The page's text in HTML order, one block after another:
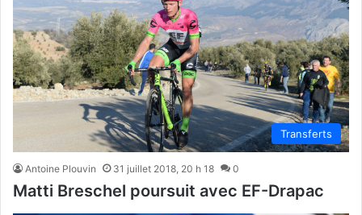
Transferts
Antoine Plouvin 31 juillet 2018, 20 h 18 0
Matti Breschel poursuit avec EF-Drapac